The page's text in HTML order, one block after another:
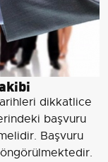
dikkatlice
başvuru
Başvuru